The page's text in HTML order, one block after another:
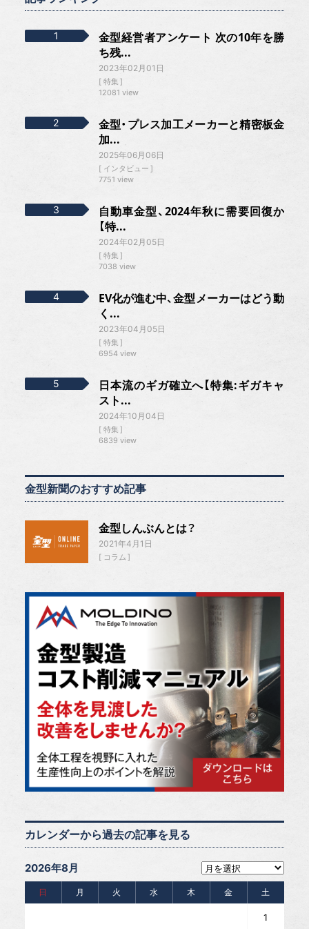
金型経営者アンケート 次の10年を勝
ち残...
2023年02月01日
特集
12081 view
金型・プレス加工メーカーと精密板金
加...
2025年06月06日
インタビュー
7751 view
自動車金型、2024年秋に需要回復か
【特...
2024年02月05日
特集
7038 view
EV化が進む中、金型メーカーはどう動
く...
2023年04月05日
特集
6954 view
日本流のギガ確立へ【特集:ギガキャ
スト...
2024年10月04日
特集
6839 view
金型新聞のおすすめ記事
金型しんぶんとは？
2021年4月1日
コラム
カレンダーから過去の記事を見る
2026年8月
日 月 火 水 木 金 土
1